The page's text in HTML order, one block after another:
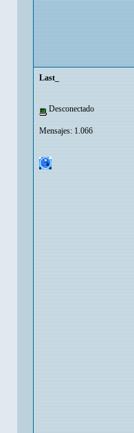
Last_
Desconectado
Mensajes: 1.066